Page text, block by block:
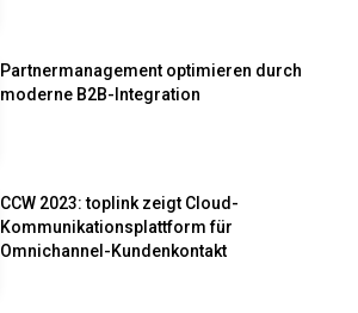
Partnermanagement optimieren durch
moderne B2B-Integration
CCW 2023: toplink zeigt Cloud-
Kommunikationsplattform für
Omnichannel-Kundenkontakt